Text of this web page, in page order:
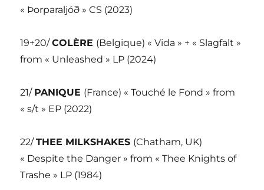
« Þorparaljóð » CS (2023)
19+20/COLÈRE (Belgique) « Vida » + « Slagfalt »
from « Unleashed » LP (2024)
21/ PANIQUE (France) « Touché le Fond » from
« s/t » EP (2022)
22/THEE MILKSHAKES (Chatham, UK)
« Despite the Danger » from « Thee Knights of
Trashe » LP (1984)